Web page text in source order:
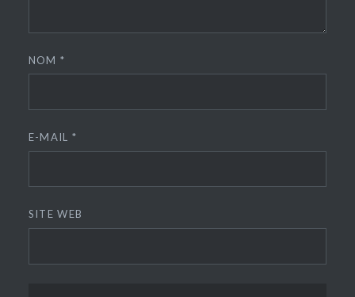
NOM*
E-MAIL *
SITE WEB